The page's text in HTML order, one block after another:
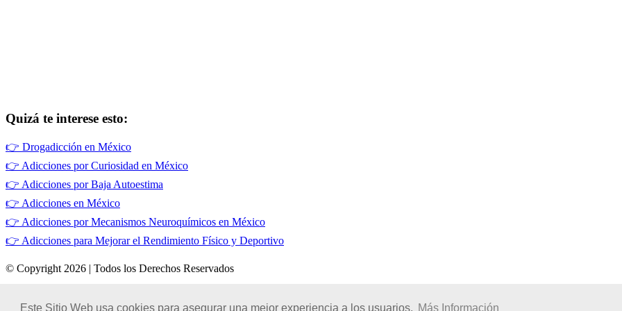
Este Sitio Web usa cookies para asegurar una mejor experiencia a los usuarios. Más Información
Quizá te interese esto:
👉 Drogadicción en México
👉 Adicciones por Curiosidad en México
👉 Adicciones por Baja Autoestima
👉 Adicciones en México
👉 Adicciones por Mecanismos Neuroquímicos en México
👉 Adicciones para Mejorar el Rendimiento Físico y Deportivo
© Copyright 2026 | Todos los Derechos Reservados